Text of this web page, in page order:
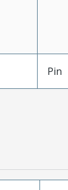
Pin